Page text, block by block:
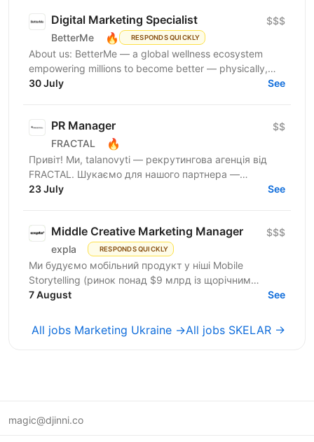
Digital Marketing Specialist
BetterMe 🔥 RESPONDS QUICKLY
$$$
About us: BetterMe — a global wellness ecosystem
empowering millions to become better — physically,
mentally, and emotionally. We build what makes
30 July See
PR Manager
FRACTAL 🔥
$$
Привіт! Ми, talanovyti — рекрутингова агенція від
FRACTAL. Шукаємо для нашого партнера —
найбільшої інвестспільноти України, УкрІнвестКлубу
23 July See
Middle Creative Marketing Manager
expla RESPONDS QUICKLY
$$$
Ми будуємо мобільний продукт у ніші Mobile
Storytelling (ринок понад $9 млрд із щорічним
зростанням 15-20%). Після запуску платного трафіку
7 August See
All jobs Marketing Ukraine →All jobs SKELAR →
magic@djinni.co